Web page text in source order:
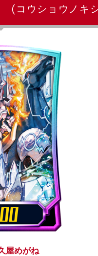
(コウショウノキ
屋めがね